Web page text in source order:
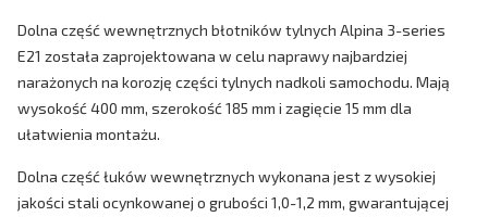
Dolna część wewnętrznych błotników tylnych Alpina 3-series
E21 została zaprojektowana w celu naprawy najbardziej
narażonych na korozję części tylnych nadkoli samochodu. Mają
wysokość 400 mm, szerokość 185 mm i zagięcie 15 mm dla
ułatwienia montażu.
Dolna część łuków wewnętrznych wykonana jest z wysokiej
jakości stali ocynkowanej o grubości 1,0-1,2 mm, gwarantującej